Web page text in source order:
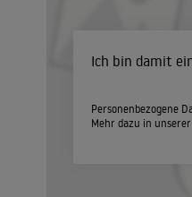
Ich bin damit
Personenbezogene
Mehr dazu in unserer